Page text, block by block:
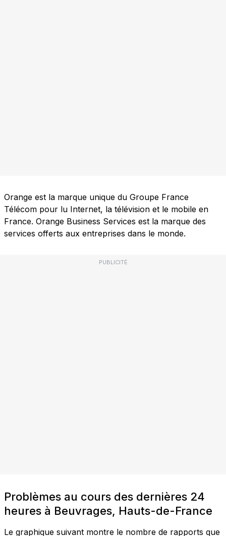
Orange est la marque unique du Groupe France
Télécom pour lu Internet, la télévision et le mobile en
France. Orange Business Services est la marque des
services offerts aux entreprises dans le monde.
PUBLICITÉ
Problèmes au cours des dernières 24
heures à Beuvrages, Hauts-de-France
Le graphique suivant montre le nombre de rapports que